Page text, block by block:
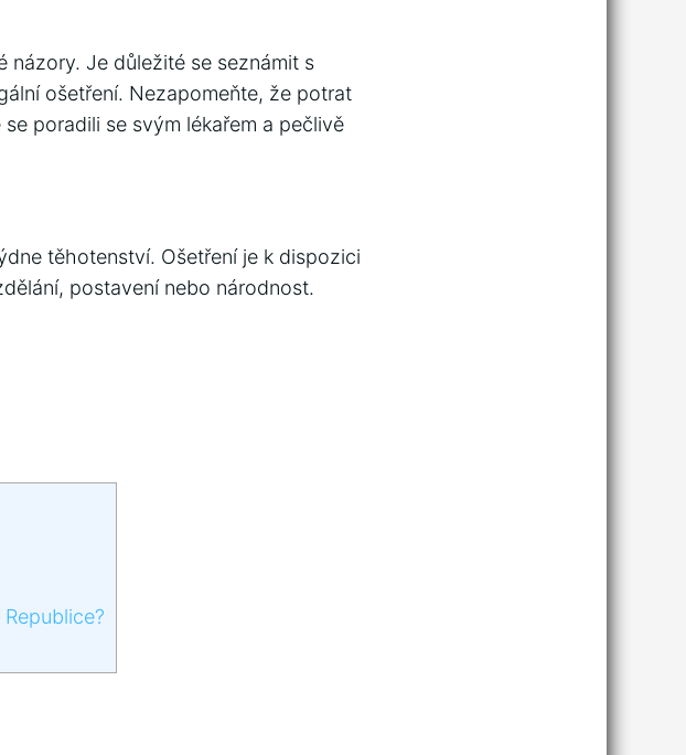
názory. Je důležité se seznámit s
ošetření. Nezapomeňte, že potrat
poradili se svým lékařem a pečlivě
těhotenství. Ošetření je k dispozici
postavení nebo národnost.